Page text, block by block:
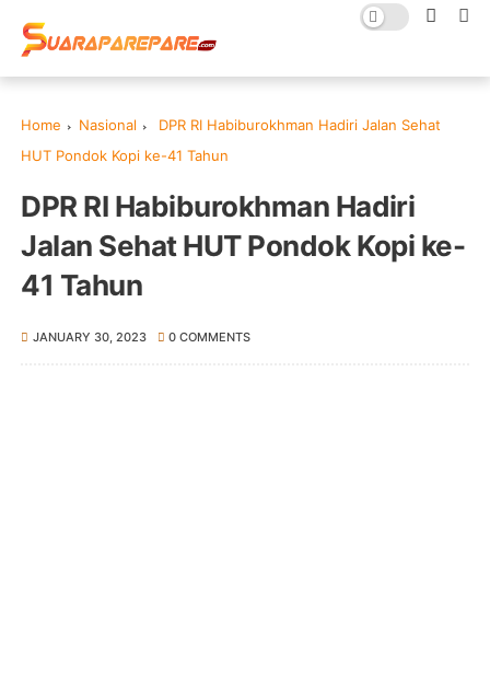
Home Nasional
DPR RI Habiburokhman Hadiri Jalan Sehat
HUT Pondok Kopi ke-41 Tahun
DPR RI Habiburokhman Hadiri
Jalan Sehat HUT Pondok Kopi ke-
41 Tahun
JANUARY 30, 2023 0 COMMENTS